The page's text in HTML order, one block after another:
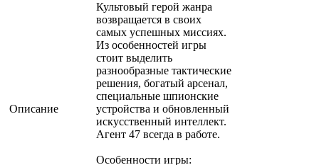
Описание
Культовый герой жанра
возвращается в своих
самых успешных миссиях.
Из особенностей игры
стоит выделить
разнообразные тактические
решения, богатый арсенал,
специальные шпионские
устройства и обновленный
искусственный интеллект.
Агент 47 всегда в работе.
Особенности игры: